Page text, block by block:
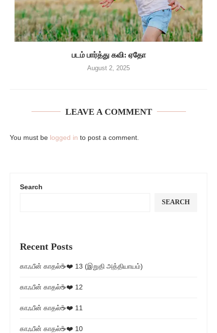
படம் பார்த்து கவி: ஏதோ
August 2, 2025
LEAVE A COMMENT
You must be logged in to post a comment.
Search
SEARCH
Recent Posts
காஃபீன் காதல்☕❤️ 13 (இறுதி அத்தியாயம்)
காஃபீன் காதல்☕❤️ 12
காஃபீன் காதல்☕❤️ 11
காஃபீன் காதல்☕❤️ 10